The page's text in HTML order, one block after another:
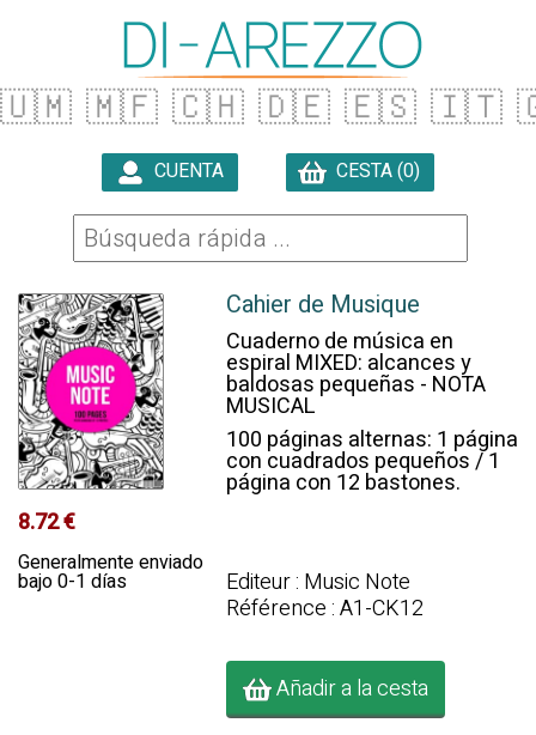
🇺🇲 🇲🇫 🇨🇭 🇩🇪 🇪🇸 🇮🇹
CUENTA CESTA (0)
8.72 €
Generalmente enviado
bajo 0-1 días
Cahier de Musique
Cuaderno de música en
espiral MIXED: alcances y
baldosas pequeñas - NOTA
MUSICAL
100 páginas alternas: 1 página
con cuadrados pequeños / 1
página con 12 bastones.
Editeur : Music Note
Référence : A1-CK12
Añadir a la cesta